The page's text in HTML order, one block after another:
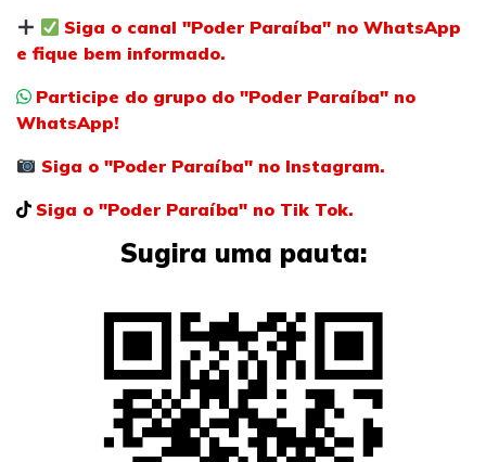
Siga o canal "Poder Paraíba" no WhatsApp
e fique bem informado.
Participe do grupo do "Poder Paraíba" no
WhatsApp!
Siga o "Poder Paraíba" no Instagram.
Siga o "Poder Paraíba" no Tik Tok.
Sugira uma pauta: